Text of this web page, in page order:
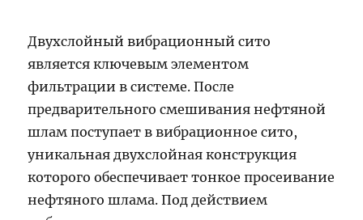
Двухслойный вибрационный сито
является ключевым элементом
фильтрации в системе. После
предварительного смешивания нефтяной
шлам поступает в вибрационное сито,
уникальная двухслойная конструкция
которого обеспечивает тонкое просеивание
нефтяного шлама. Под действием